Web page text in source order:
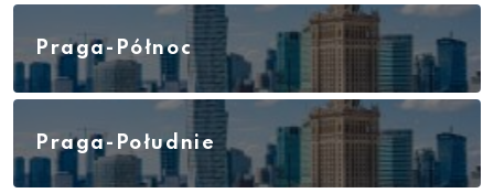
Praga-Północ
Praga-Południe